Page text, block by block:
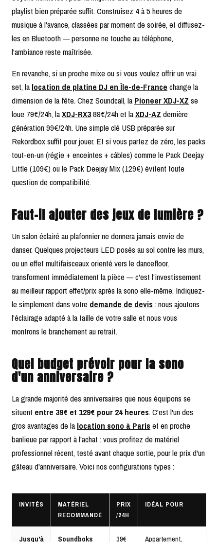
playlist bien préparée suffit. Construisez 4 à 5 heures de
musique à l'avance, classées par moment de soirée, et diffusez-
les en Bluetooth — personne ne touche au téléphone,
l'ambiance reste maîtrisée.
En revanche, si un proche mixe ou si vous voulez offrir un vrai
set, lalocation de platine DJ en Île-de-France change la
dimension de la fête. Chez Soundcall, laPioneer XDJ-XZ se
loue 79€/24h, laXDJ-RX389€/24h et laXDJ-AZ dernière
génération 99€/24h. Une simple clé USB préparée sur
Rekordbox suffit pour jouer. Et si vous partez de zéro, les packs
tout-en-un (régie + enceintes + câbles) comme le Pack Deejay
Little (109€) ou le Pack Deejay Mix (129€) évitent toute
question de compatibilité.
Faut-il ajouter des jeux de lumière ?
Un salon éclairé au plafonnier ne donnera jamais envie de
danser. Quelques projecteurs LED posés au sol contre les murs,
ou un effet multifaisceaux orienté vers le dancefloor,
transforment immédiatement la pièce — c'est l'investissement
au meilleur rapport effet/prix après la sono elle-même. Indiquez-
le simplement dans votre demande de devis : nous ajoutons
l'éclairage adapté à la taille de votre salle et nous vous
montrons le branchement au retrait.
Quel budget prévoir pour la sono
d'un anniversaire ?
La grande majorité des anniversaires que nous équipons se
situent entre 39€ et 129€ pour 24 heures. C'est l'un des
gros avantages de lalocation sono à Paris et en proche
banlieue par rapport à l'achat : vous profitez de matériel
professionnel récent, testé avant chaque sortie, pour le prix d'un
gâteau d'anniversaire. Voici nos configurations types :
INVITÉS
MATÉRIEL
RECOMMANDÉ
PRIX
/24H
IDÉAL POUR
Jusqu'à
Soundboks
39€
Appartement,